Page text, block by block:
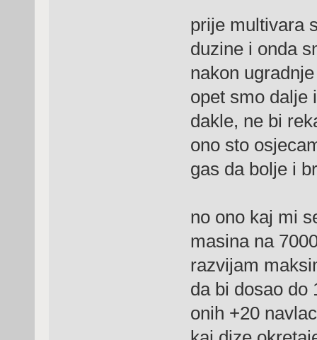
prije multivara
duzine i onda
nakon
opet smo dalje
dakle, ne bi
ono sto
gas da bolje i
no ono kaj mi
masina na
razvijam
da bi dosao do
onih +20